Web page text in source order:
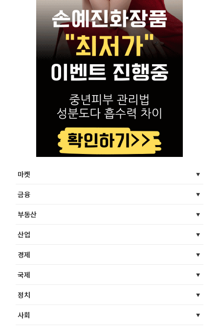
마켓
금융
부동산
산업
경제
국제
정치
사회